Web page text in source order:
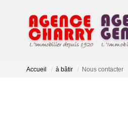
Accueil à bâtir Nous contacter